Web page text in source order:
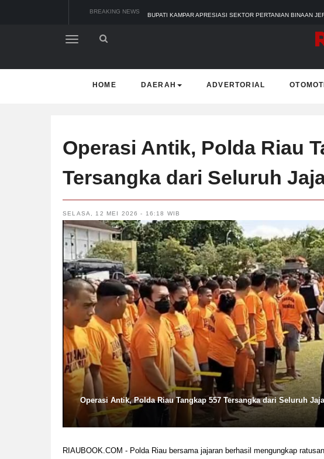
BREAKING NEWS
TIM MANGGALA AGNI MASIH LAKUKAN PEMADAMAN
HOME DAERAH ADVERTORIAL
Operasi Antik, Polda Riau
Tersangka dari Seluruh
SELASA, 12 MEI 2026 - 16:18 WIB
Operasi Antik, Polda Riau Tangkap 557 Tersangka dari Seluruh
RIAUBOOK.COM - Polda Riau bersama jajaran berhasil mengungkap